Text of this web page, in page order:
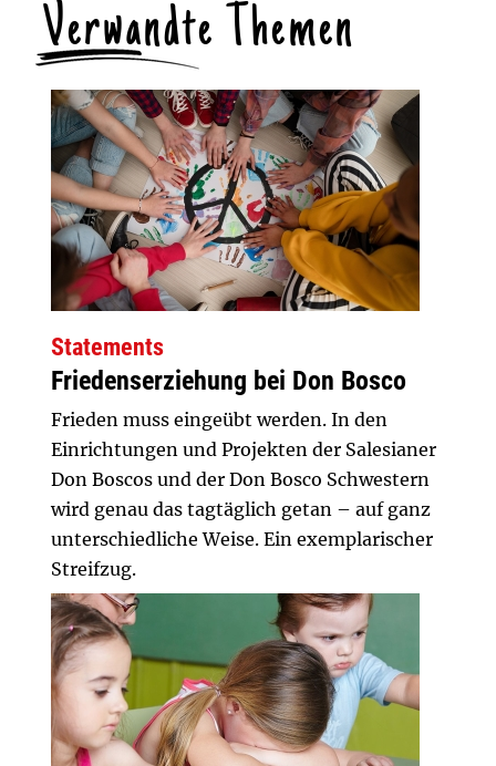
Verwandte Themen
Statements
Friedenserziehung bei Don Bosco
Frieden muss eingeübt werden. In den
Einrichtungen und Projekten der Salesianer
Don Boscos und der Don Bosco Schwestern
wird genau das tagtäglich getan – auf ganz
unterschiedliche Weise. Ein exemplarischer
Streifzug.